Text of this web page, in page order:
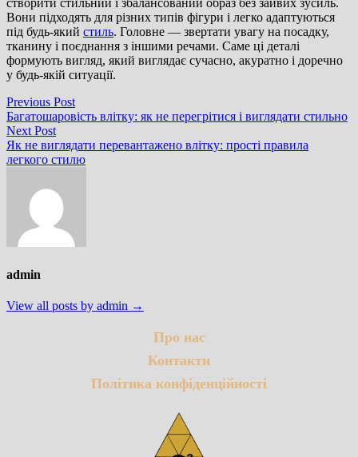
створити стильний і збалансований образ без зайвих зусиль.
Вони підходять для різних типів фігури і легко адаптуються
під будь-який стиль. Головне — звертати увагу на посадку,
тканину і поєднання з іншими речами. Саме ці деталі
формують вигляд, який виглядає сучасно, акуратно і доречно
у будь-якій ситуації.
Навігація
записів
Previous PostPrevious
post:
Багатошаровість влітку: як не перегрітися і виглядати стильно
Next PostNext
post:
Як не виглядати перевантажено влітку: прості правила
легкого стилю
admin
View all posts by admin →
Про нас
Контакти
Політика конфіденційності